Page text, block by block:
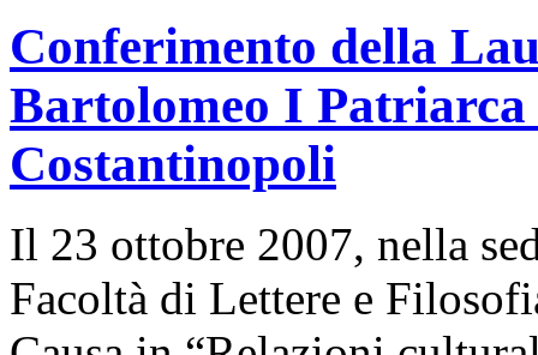
Conferimento della
Bartolomeo I Patriarca
Costantinopoli
Il 23 ottobre 2007, nella
Facoltà di Lettere e